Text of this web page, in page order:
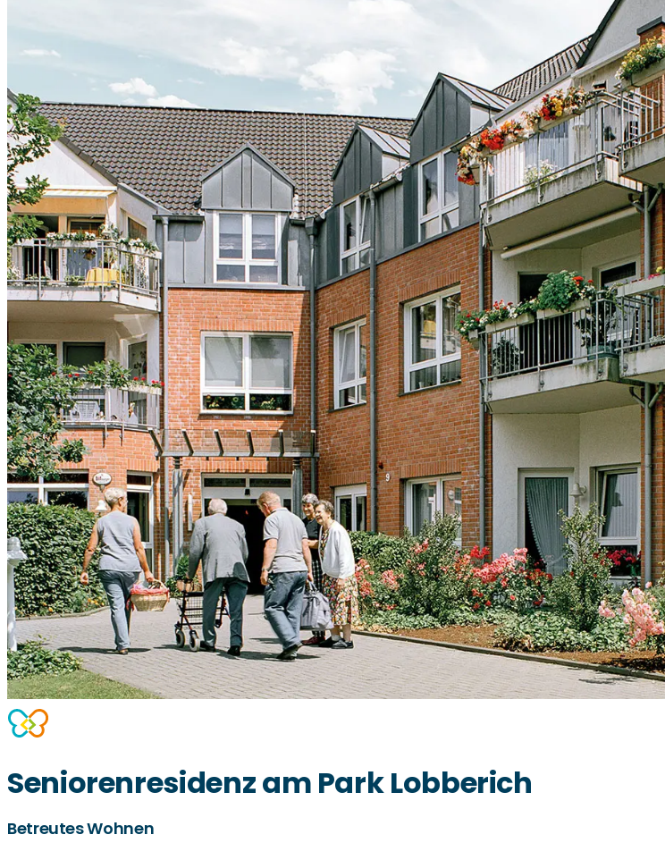
Seniorenresidenz am Park Lobberich
Betreutes Wohnen